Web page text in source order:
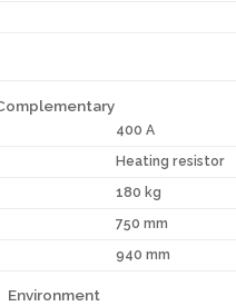
400 A
Heating resistor
180 kg
750 mm
940 mm
Environment